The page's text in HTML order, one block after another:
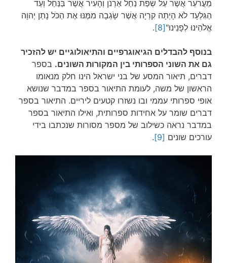
מֵעֲרֹעֵר אֲשֶׁר עַל שְׂפַת נַחַל אַרְנֹן וְהָעִיר אֲשֶׁר בַּנַּחַל וְעַד
הַגִּלְעָד לֹא הָיְתָה קִרְיָה אֲשֶׁר שָׂגְבָה מִמֶּנּוּ אֶת הַכֹּל נָתַן יְהוָה
אֱלֹהֵינוּ לְפָנֵינוּ"[8]
.
בנוסף להבדלים הגיאוגרפיים והתיאולוגיים יש להזכיר
גם את השוני הספרותי בין המקורות השונים. בספר
דברים, תיאור המסע של בני ישראל הינו חלק מנאומו
הראשון של משה, לעומת התיאור בספר במדבר שנושא
אופי ספרותי עממי ובו נשזרו קטעים ליריים. התיאור בספר
דברים שומר על אחידות ספרותית, ואילו התיאור בספר
במדבר נראה כשילוב של מספר מסורות שנכתבו בידי
עורכים שונים [9]
.